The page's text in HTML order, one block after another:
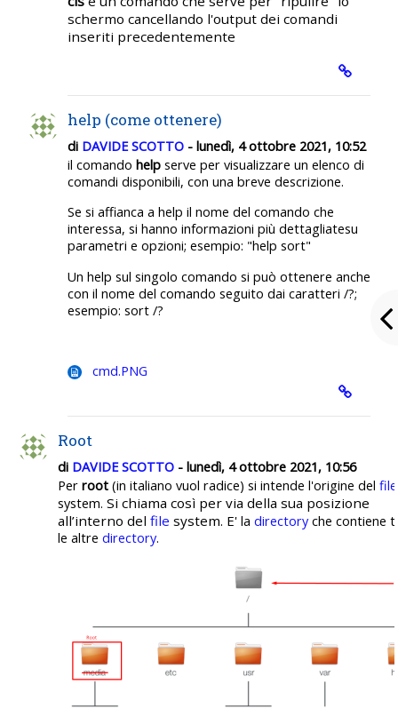
schermo cancellando l'output dei comandi
inseriti precedentemente
help (come ottenere)
di DAVIDE SCOTTO - lunedì, 4 ottobre 2021, 10:52
il comando help serve per visualizzare un elenco di
comandi disponibili, con una breve descrizione.
Se si affianca a help il nome del comando che
interessa, si hanno informazioni più dettagliatesu
parametri e opzioni; esempio: "help sort"
Un help sul singolo comando si può ottenere anche
con il nome del comando seguito dai caratteri /?;
esempio: sort /?
cmd.PNG
Root
di DAVIDE SCOTTO - lunedì, 4 ottobre 2021, 10:56
Perroot (in italiano vuol radice) si intende l'origine delfile
system.Si chiama così per via della sua posizione
all’interno delfile system. E'ladirectory che contiene
le altredirectory.